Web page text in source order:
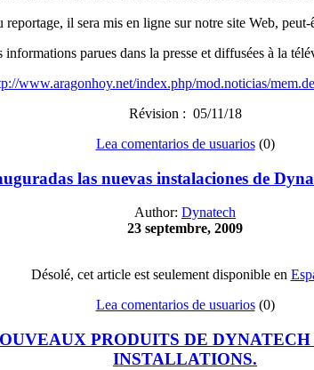
il sera mis en ligne sur notre site Web,
parues dans la presse et diffusées à la
www.aragonhoy.net/index.php/mod.noticias/
Révision : 05/11/18
Lea comentarios de usuarios(0)
las nuevas instalaciones de
Author: Dynatech
23 septembre, 2009
Désolé, cet article est seulement disponible en
Lea comentarios de usuarios(0)
PRODUITS DE
INSTALLATIONS.